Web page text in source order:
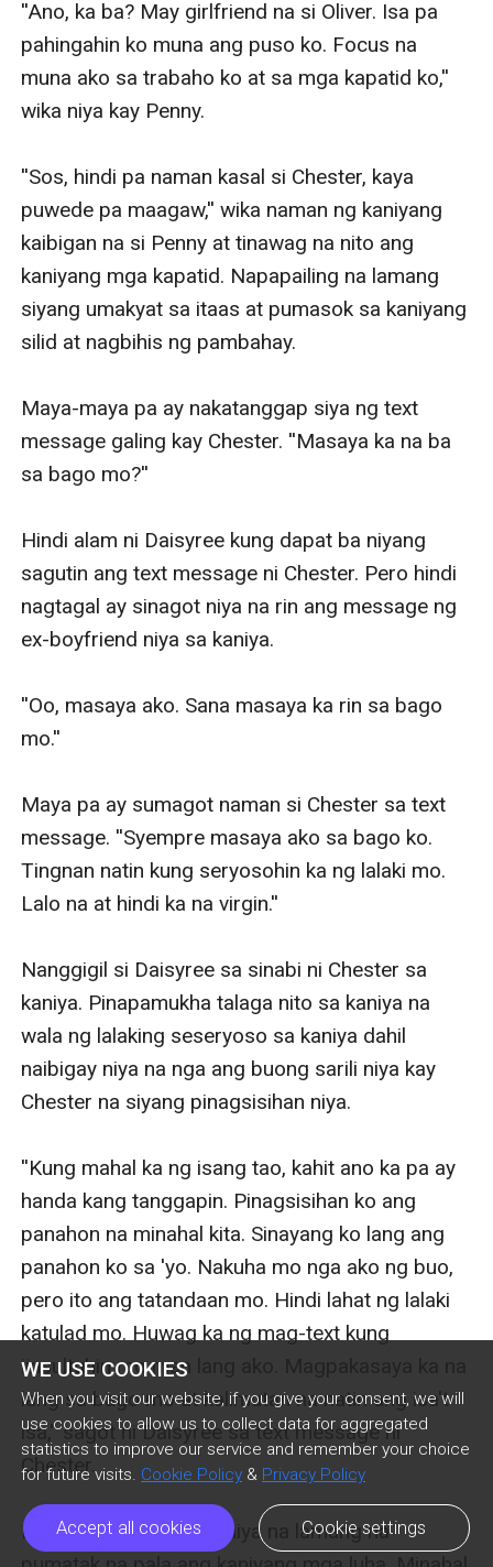
WE USE COOKIES
When you visit our website, if you give your consent, we will
use cookies to allow us to collect data for aggregated
statistics to improve our service and remember your choice
for future visits. Cookie Policy & Privacy Policy
Accept all cookies Cookie settings
''Ano, ka ba? May girlfriend na si Oliver. Isa pa
pahingahin ko muna ang puso ko. Focus na
muna ako sa trabaho ko at sa mga kapatid ko,''
wika niya kay Penny.
''Sos, hindi pa naman kasal si Chester, kaya
puwede pa maagaw,'' wika naman ng kaniyang
kaibigan na si Penny at tinawag na nito ang
kaniyang mga kapatid. Napapailing na lamang
siyang umakyat sa itaas at pumasok sa kaniyang
silid at nagbihis ng pambahay.
Maya-maya pa ay nakatanggap siya ng text
message galing kay Chester. ''Masaya ka na ba
sa bago mo?''
Hindi alam ni Daisyree kung dapat ba niyang
sagutin ang text message ni Chester. Pero hindi
nagtagal ay sinagot niya na rin ang message ng
ex-boyfriend niya sa kaniya.
''Oo, masaya ako. Sana masaya ka rin sa bago
mo.''
Maya pa ay sumagot naman si Chester sa text
message. ''Syempre masaya ako sa bago ko.
Tingnan natin kung seryosohin ka ng lalaki mo.
Lalo na at hindi ka na virgin.''
Nanggigil si Daisyree sa sinabi ni Chester sa
kaniya. Pinapamukha talaga nito sa kaniya na
wala ng lalaking seseryoso sa kaniya dahil
naibigay niya na nga ang buong sarili niya kay
Chester na siyang pinagsisihan niya.
''Kung mahal ka ng isang tao, kahit ano ka pa ay
handa kang tanggapin. Pinagsisihan ko ang
panahon na minahal kita. Sinayang ko lang ang
panahon ko sa 'yo. Nakuha mo nga ako ng buo,
pero ito ang tatandaan mo. Hindi lahat ng lalaki
katulad mo. Huwag ka ng mag-text kung
iinsultuhin mo man lang ako. Magpakasaya ka na
lang sa bago mo at kalimutan na natin ang isa't
isa,'' sagot ni Daisyree sa text message ni
Chester.
Hanggang namalayan niya na lamang na